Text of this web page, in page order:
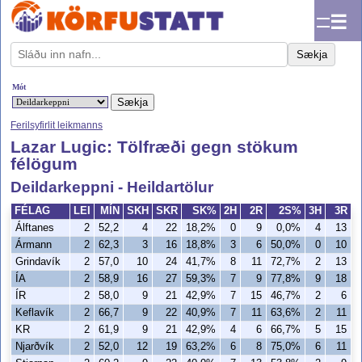
☰
Sækja
Mót
Ferilsyfirlit leikmanns
Lazar Lugic: Tölfræði gegn stökum
félögum
Deildarkeppni - Heildartölur
FÉLAG LEI MÍN SKH SKR SK% 2H 2R 2S% 3H
3R
Álftanes
2 52,2 4 22 18,2% 0 9 0,0% 4 13
Ármann
2 62,3 3 16 18,8% 3 6 50,0% 0 10
Grindavík
2 57,0 10 24 41,7% 8 11 72,7% 2 13
ÍA
2 58,9 16 27 59,3% 7 9 77,8% 9 18
ÍR
2 58,0 9 21 42,9% 7 15 46,7% 2 6
Keflavík
2 66,7 9 22 40,9% 7 11 63,6% 2 11
KR
2 61,9 9 21 42,9% 4 6 66,7% 5 15
Njarðvík
2 52,0 12 19 63,2% 6 8 75,0% 6 11